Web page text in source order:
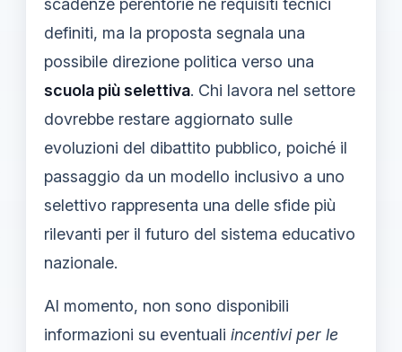
definiti, ma la proposta segnala una
possibile direzione politica verso una
scuola più selettiva. Chi lavora nel settore
dovrebbe restare aggiornato sulle
evoluzioni del dibattito pubblico, poiché il
passaggio da un modello inclusivo a uno
selettivo rappresenta una delle sfide più
rilevanti per il futuro del sistema educativo
nazionale.
Al momento, non sono disponibili
informazioni su eventuali incentivi per le